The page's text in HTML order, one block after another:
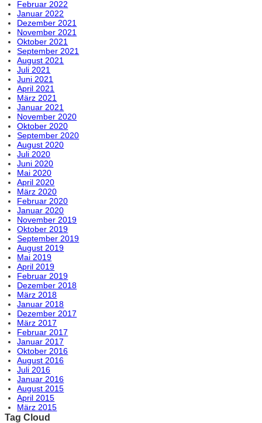
Februar 2022
Januar 2022
Dezember 2021
November 2021
Oktober 2021
September 2021
August 2021
Juli 2021
Juni 2021
April 2021
März 2021
Januar 2021
November 2020
Oktober 2020
September 2020
August 2020
Juli 2020
Juni 2020
Mai 2020
April 2020
März 2020
Februar 2020
Januar 2020
November 2019
Oktober 2019
September 2019
August 2019
Mai 2019
April 2019
Februar 2019
Dezember 2018
März 2018
Januar 2018
Dezember 2017
März 2017
Februar 2017
Januar 2017
Oktober 2016
August 2016
Juli 2016
Januar 2016
August 2015
April 2015
März 2015
Tag Cloud